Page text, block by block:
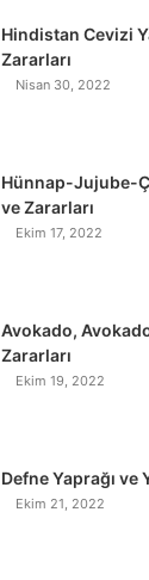
Hindistan Cevizi
Zararları
Nisan 30, 2022
Hünnap-Jujube-
ve Zararları
Ekim 17, 2022
Avokado,
Zararları
Ekim 19, 2022
Defne Yaprağı ve
Ekim 21, 2022